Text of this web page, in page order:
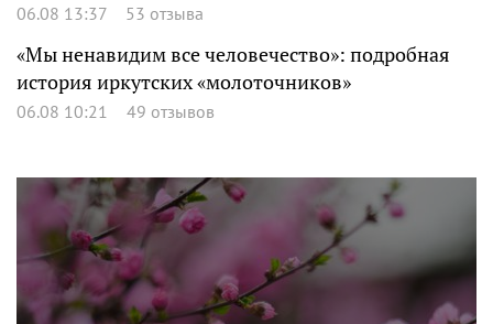
06.08 13:37 53 отзыва
«Мы ненавидим все человечество»: подробная
история иркутских «молоточников»
06.08 10:21 49 отзывов